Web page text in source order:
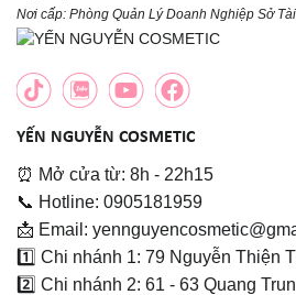
Nơi cấp: Phòng Quản Lý Doanh Nghiệp Sở
YẾN NGUYỄN COSMETIC
⏰ Mở cửa từ: 8h - 22h15
📞 Hotline: 0905181959
📩 Email:
1️⃣ Chi nhánh 1: 79 Nguyễn Thiện
2️⃣ Chi nhánh 2: 61 - 63 Quang